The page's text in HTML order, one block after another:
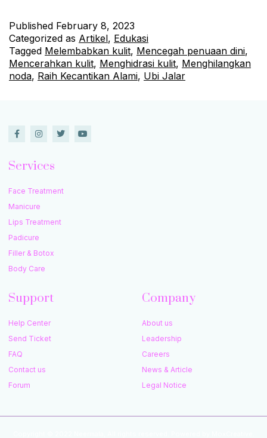
Published February 8, 2023
Categorized as Artikel, Edukasi
Tagged Melembabkan kulit, Mencegah penuaan dini,
Mencerahkan kulit, Menghidrasi kulit, Menghilangkan
noda, Raih Kecantikan Alami, Ubi Jalar
Services
Face Treatment
Manicure
Lips Treatment
Padicure
Filler & Botox
Body Care
Support
Help Center
Send Ticket
FAQ
Contact us
Forum
Company
About us
Leadership
Careers
News & Article
Legal Notice